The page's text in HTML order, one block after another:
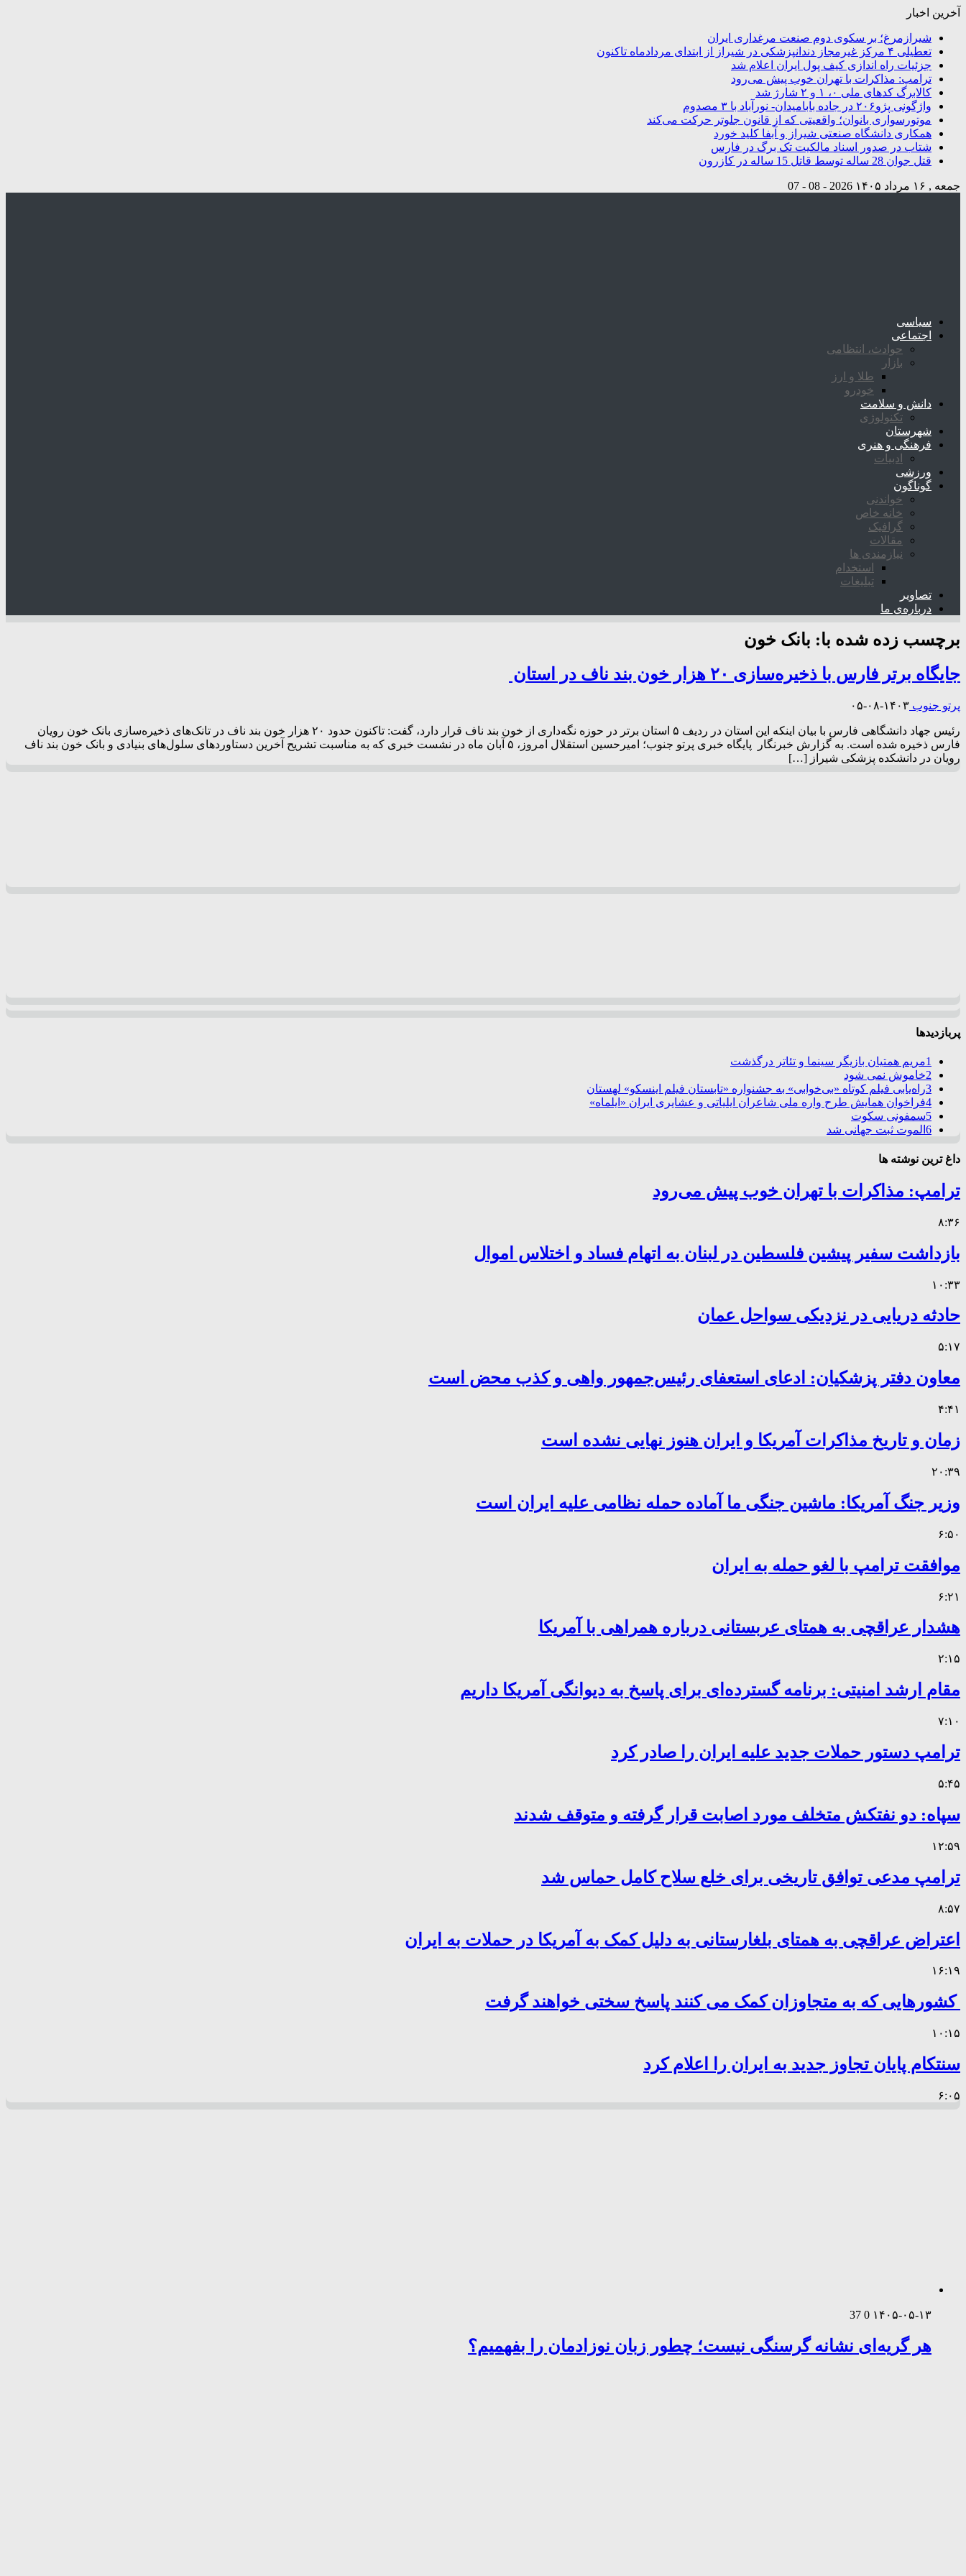
آخرین اخبار
شیرازمرغ؛ بر سکوی دوم صنعت مرغداری ایران
تعطیلی ۴ مرکز غیرمجاز دندانپزشکی در شیراز از ابتدای مردادماه تاکنون
جزئیات راه اندازی کیف پول ایران اعلام شد
ترامپ: مذاکرات با تهران خوب پیش می‌رود
کالابرگ کدهای ملی ۰، ۱ و ۲ شارژ شد
واژگونی پژو۲۰۶ در جاده بابامیدان- نورآباد با ۳ مصدوم
موتورسواری بانوان؛ واقعیتی که از قانون جلوتر حرکت می‌کند
همکاری دانشگاه صنعتی شیراز و آبفا کلید خورد
شتاب در صدور اسناد مالکیت تک برگ در فارس
قتل جوان 28 ساله توسط قاتل 15 ساله در کازرون
جمعه , ۱۶ مرداد ۱۴۰۵ 2026 - 08 - 07
سیاسی
اجتماعی
حوادث، انتظامی
بازار
طلا و ارز
خودرو
دانش و سلامت
تکنولوژی
شهرستان
فرهنگی و هنری
ادبیات
ورزشی
گوناگون
خواندنی
خانه خاص
گرافیک
مقالات
نیازمندی ها
استخدام
تبلیغات
تصاویر
درباره‌ی ما
برچسب زده شده با: بانک خون
جایگاه برتر فارس با ذخیره‌سازی ۲۰ هزار خون بند ناف در استان
پرتو جنوب ۱۴۰۳-۰۸-۰۵
رئیس جهاد دانشگاهی فارس با بیان اینکه این استان در ردیف ۵ استان برتر در حوزه نگه‌داری از خون بند ناف قرار دارد، گفت: تاکنون حدود ۲۰ هزار خون بند ناف در تانک‌های ذخیره‌سازی بانک خون رویان
فارس ذخیره شده است. به گزارش خبرنگار پایگاه خبری پرتو جنوب؛ امیرحسین استقلال امروز، ۵ آبان ماه در نشست خبری که به مناسبت تشریح آخرین دستاوردهای سلول‌های بنیادی و بانک خون بند ناف
رویان در دانشکده پزشکی شیراز […]
پربازدیدها
1مریم همتیان بازیگر سینما و تئاتر درگذشت
2خاموش نمی شود
3راه‌یابی فیلم کوتاه «بی‌خوابی» به جشنواره «تابستان فیلم اینسکو» لهستان
4فراخوان همایش طرح واره ملی شاعران ایلیاتی و عشایری ایران «ایلماه»
5سمفونی سکوت
6 الموت ثبت جهانی شد
داغ ترین نوشته ها
ترامپ: مذاکرات با تهران خوب پیش می‌رود
۸:۳۶
بازداشت سفیر پیشین فلسطین در لبنان به اتهام فساد و اختلاس اموال
۱۰:۳۳
حادثه دریایی در نزدیکی سواحل عمان
۵:۱۷
معاون دفتر پزشکیان: ادعای استعفای رئیس‌جمهور واهی و کذب محض است
۴:۴۱
زمان و تاریخ مذاکرات آمریکا و ایران هنوز نهایی نشده است
۲۰:۳۹
وزیر جنگ آمریکا: ماشین جنگی ما آماده حمله نظامی علیه ایران است
۶:۵۰
موافقت ترامپ با لغو حمله به ایران
۶:۲۱
هشدار عراقچی به همتای عربستانی درباره همراهی با آمریکا
۲:۱۵
مقام ارشد امنیتی: برنامه گسترده‌ای برای پاسخ به دیوانگی آمریکا داریم
۷:۱۰
ترامپ دستور حملات جدید علیه ایران را صادر کرد
۵:۴۵
سپاه: دو نفتکش متخلف مورد اصابت قرار گرفته و متوقف شدند
۱۲:۵۹
ترامپ مدعی توافق تاریخی برای خلع سلاح کامل حماس شد
۸:۵۷
اعتراض عراقچی به همتای بلغارستانی به دلیل کمک به آمریکا در حملات به ایران
۱۶:۱۹
کشورهایی که به متجاوزان کمک می کنند پاسخ سختی خواهند گرفت
۱۰:۱۵
سنتکام پایان تجاوز جدید به ایران را اعلام کرد
۶:۰۵
۱۴۰۵-۰۵-۱۳ 0
37
هر گریه‌ای نشانه گرسنگی نیست؛ چطور زبان نوزادمان را بفهمیم؟